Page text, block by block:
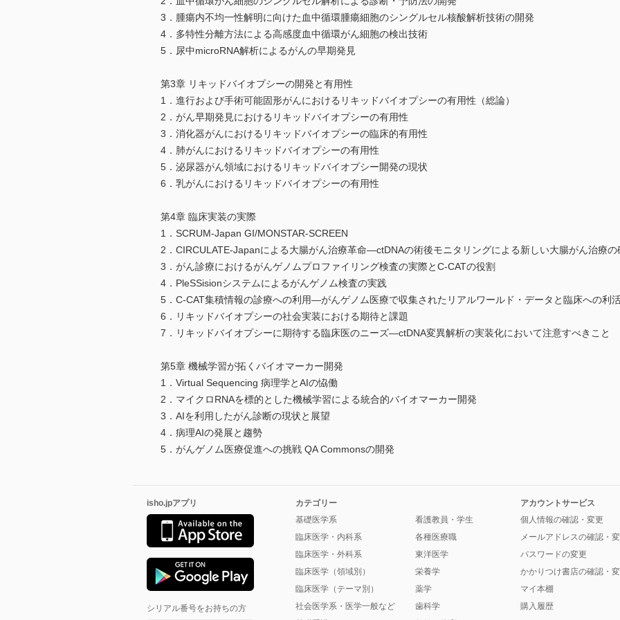
3．腫瘍内不均一性解明に向けた血中循環腫瘍細胞のシングルセル核酸解析技術の開発
4．多特性分離方法による高感度血中循環がん細胞の検出技術
5．尿中microRNA解析によるがんの早期発見
第3章 リキッドバイオプシーの開発と有用性
1．進行および手術可能固形がんにおけるリキッドバイオプシーの有用性（総論）
2．がん早期発見におけるリキッドバイオプシーの有用性
3．消化器がんにおけるリキッドバイオプシーの臨床的有用性
4．肺がんにおけるリキッドバイオプシーの有用性
5．泌尿器がん領域におけるリキッドバイオプシー開発の現状
6．乳がんにおけるリキッドバイオプシーの有用性
第4章 臨床実装の実際
1．SCRUM-Japan GI/MONSTAR-SCREEN
2．CIRCULATE-Japanによる大腸がん治療革命―ctDNAの術後モニタリングによる新しい大腸がん治療の
3．がん診療におけるがんゲノムプロファイリング検査の実際とC-CATの役割
4．PleSSisionシステムによるがんゲノム検査の実践
5．C-CAT集積情報の診療への利用―がんゲノム医療で収集されたリアルワールド・データと臨床への利
6．リキッドバイオプシーの社会実装における期待と課題
7．リキッドバイオプシーに期待する臨床医のニーズ―ctDNA変異解析の実装化において注意すべきこと
第5章 機械学習が拓くバイオマーカー開発
1．Virtual Sequencing 病理学とAIの恊働
2．マイクロRNAを標的とした機械学習による統合的バイオマーカー開発
3．AIを利用したがん診断の現状と展望
4．病理AIの発展と趨勢
5．がんゲノム医療促進への挑戦 QA Commonsの開発
isho.jpアプリ
シリアル番号をお持ちの方
カテゴリー
基礎医学系
臨床医学・内科系
臨床医学・外科系
臨床医学（領域別）
臨床医学（テーマ別）
社会医学系・医学一般など
看護教員・学生
各種医療職
東洋医学
栄養学
薬学
歯科学
アカウントサービス
個人情報の確認・変更
メールアドレスの確認・
パスワードの変更
かかりつけ書店の確認・
マイ本棚
購入履歴